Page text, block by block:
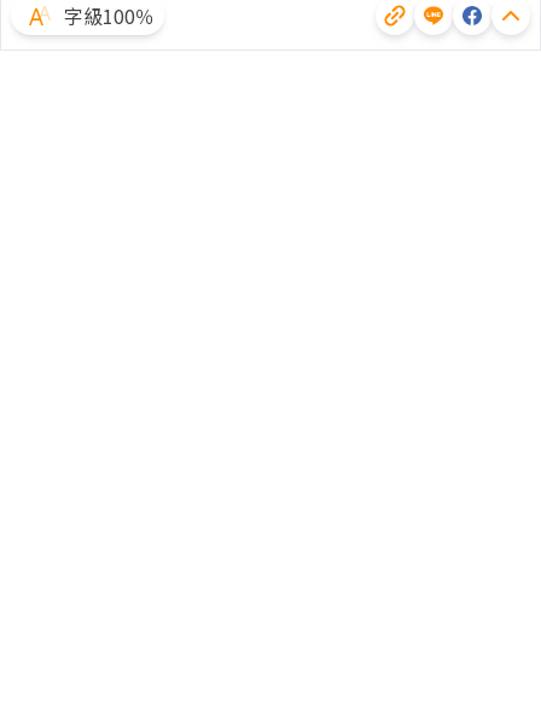
字級100％